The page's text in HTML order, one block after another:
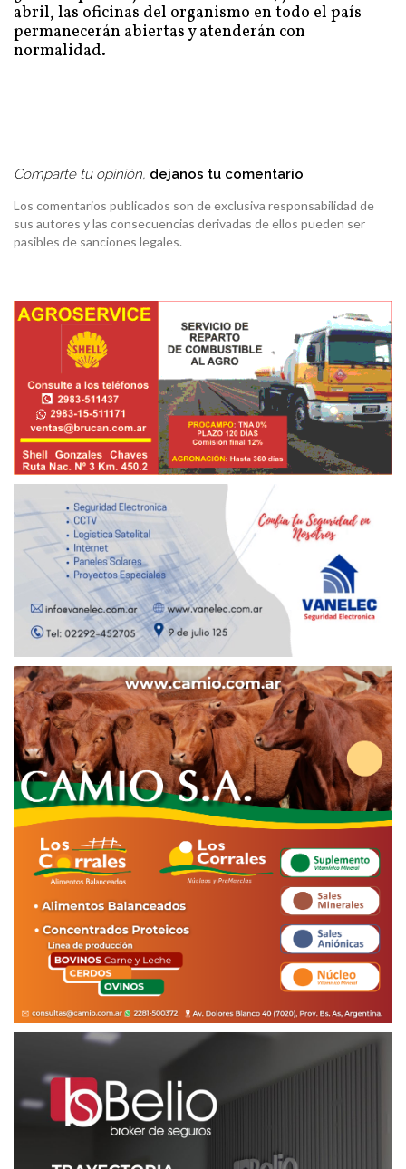
abril, las oficinas del organismo en todo el país
permanecerán abiertas y atenderán con
normalidad.
Comparte tu opinión, dejanos tu comentario
Los comentarios publicados son de exclusiva responsabilidad de
sus autores y las consecuencias derivadas de ellos pueden ser
pasibles de sanciones legales.